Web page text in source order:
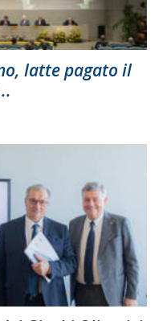
latte pagato il